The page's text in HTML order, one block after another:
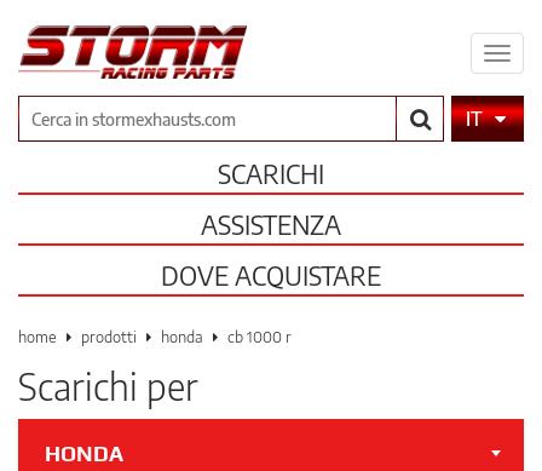
il
CercaIT
SCARICHI
ASSISTENZA
DOVE ACQUISTARE
home prodotti honda cb 1000 r
Scarichi per
HONDA